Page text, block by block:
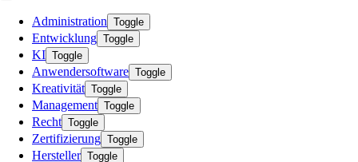
Administration Toggle
Entwicklung Toggle
KI Toggle
Anwendersoftware Toggle
Kreativität Toggle
Management Toggle
Recht Toggle
Zertifizierung Toggle
Hersteller Toggle